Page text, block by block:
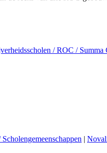
/ ROC / Summa
|